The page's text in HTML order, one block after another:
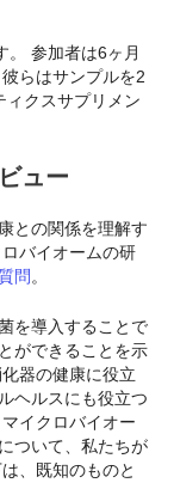
。 参加者は6ヶ月
らはサンプルを2
ィクスサプリメン
ュー
との関係を理解す
バイオームの研
問 。
を導入することで
ができることを示
器の健康に役立
ヘルスにも役立つ
イクロバイオー
ついて、私たちが
、既知のものと